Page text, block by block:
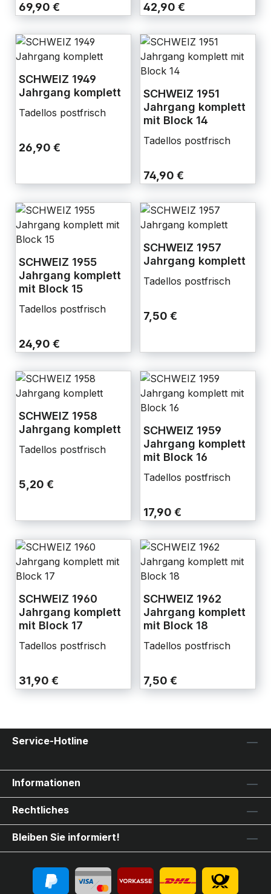
69,90 € 42,90 €
SCHWEIZ 1949
Jahrgang komplett
Tadellos postfrisch
26,90 €
SCHWEIZ 1951
Jahrgang komplett
mit Block 14
Tadellos postfrisch
74,90 €
SCHWEIZ 1955
Jahrgang komplett
mit Block 15
Tadellos postfrisch
24,90 €
SCHWEIZ 1957
Jahrgang komplett
Tadellos postfrisch
7,50 €
SCHWEIZ 1958
Jahrgang komplett
Tadellos postfrisch
5,20 €
SCHWEIZ 1959
Jahrgang komplett
mit Block 16
Tadellos postfrisch
17,90 €
SCHWEIZ 1960
Jahrgang komplett
mit Block 17
Tadellos postfrisch
31,90 €
SCHWEIZ 1962
Jahrgang komplett
mit Block 18
Tadellos postfrisch
7,50 €
Service-Hotline
Informationen
Rechtliches
Bleiben Sie informiert!